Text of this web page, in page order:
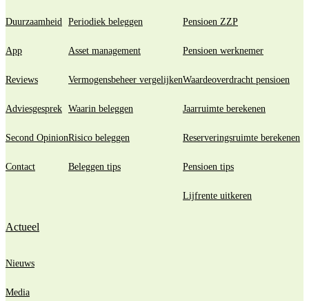
Duurzaamheid
App
Reviews
Adviesgesprek
Second Opinion
Contact
Periodiek beleggen
Asset management
Vermogensbeheer vergelijken
Waarin beleggen
Risico beleggen
Beleggen tips
Pensioen ZZP
Pensioen werknemer
Waardeoverdracht pensioen
Jaarruimte berekenen
Reserveringsruimte berekenen
Pensioen tips
Lijfrente uitkeren
Actueel
Nieuws
Media